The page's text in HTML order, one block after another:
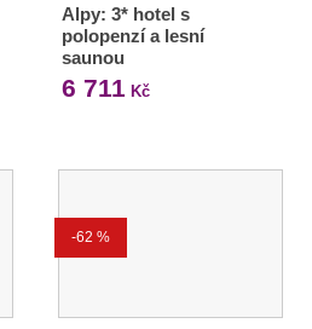
Alpy: 3* hotel s
polopenzí a lesní
saunou
6 711 Kč
-62 %